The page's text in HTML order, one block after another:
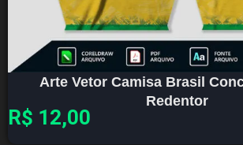
Arte Vetor Camisa Brasil
Redentor
R$ 12,00